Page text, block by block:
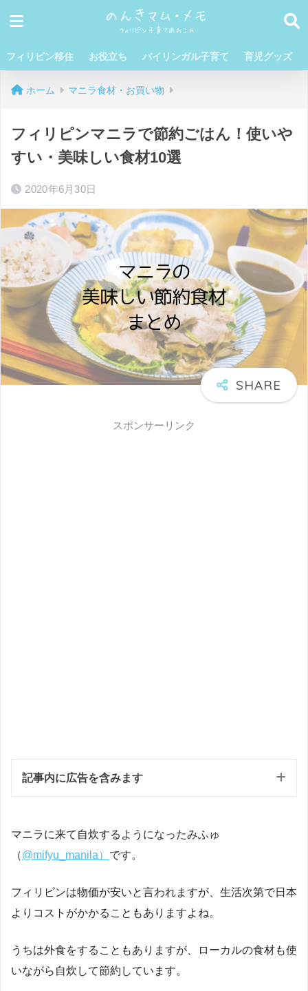
フィリピン移住 お役立ち バイリンガル子育て 育児グッズ
ホーム マニラ食材・お買い物
フィリピンマニラで節約ごはん！使いや
すい・美味しい食材10選
2020年6月30日
スポンサーリンク
記事内に広告を含みます
マニラに来て自炊するようになったみふゅ
（@mifyu_manila） です。
フィリピンは物価が安いと言われますが、生活次第で日本
よりコストがかかることもありますよね。
うちは外食をすることもありますが、ローカルの食材も使
いながら自炊して節約しています。